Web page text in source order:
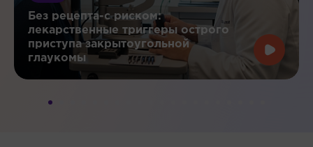
Без рецепта-с риском:
лекарственные триггеры острого
приступа закрытоугольной
глаукомы